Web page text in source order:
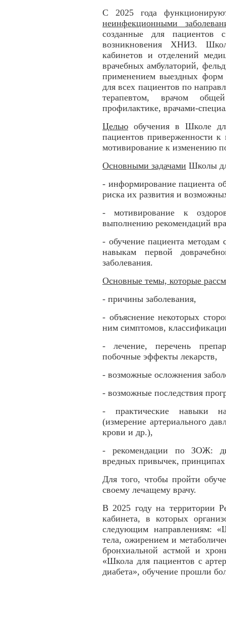
С 2025 года
неинфекционными
созданные для
возникновения ХНИЗ.
кабинетов и отделений
врачебных амбулаторий,
применением выездных
для всех пациентов по
терапевтом, врачом
профилактике, врачами-
Целью обучения в Школе
пациентов приверженности
мотивирование к изменению
Основными задачами Школы
- информирование пациента
риска их развития и
- мотивирование к
выполнению рекомендаций
- обучение пациента методам
навыкам первой
заболевания.
Основные темы, которые
- причины заболевания,
- объяснение некоторых
ним симптомов,
- лечение, перечень
побочные эффекты лекарств,
- возможные осложнения
- возможные последствия
- практические навыки
(измерение артериального
крови и др.),
- рекомендации по ЗОЖ:
вредных привычек,
Для того, чтобы пройти
своему лечащему врачу.
В 2025 году на территории
кабинета, в которых
следующим направлениям:
тела, ожирением и
бронхиальной астмой и
«Школа для пациентов с
диабета», обучение прошли